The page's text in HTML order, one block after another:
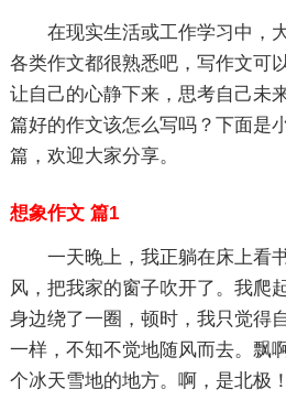
在现实生活或工作学习中，
各类作文都很熟悉吧，写作文可
让自己的心静下来，思考自己未
篇好的作文该怎么写吗？下面是
篇，欢迎大家分享。
想象作文 篇1
一天晚上，我正躺在床上看
风，把我家的窗子吹开了。我爬
身边绕了一圈，顿时，我只觉得
一样，不知不觉地随风而去。飘
个冰天雪地的地方。啊，是北极